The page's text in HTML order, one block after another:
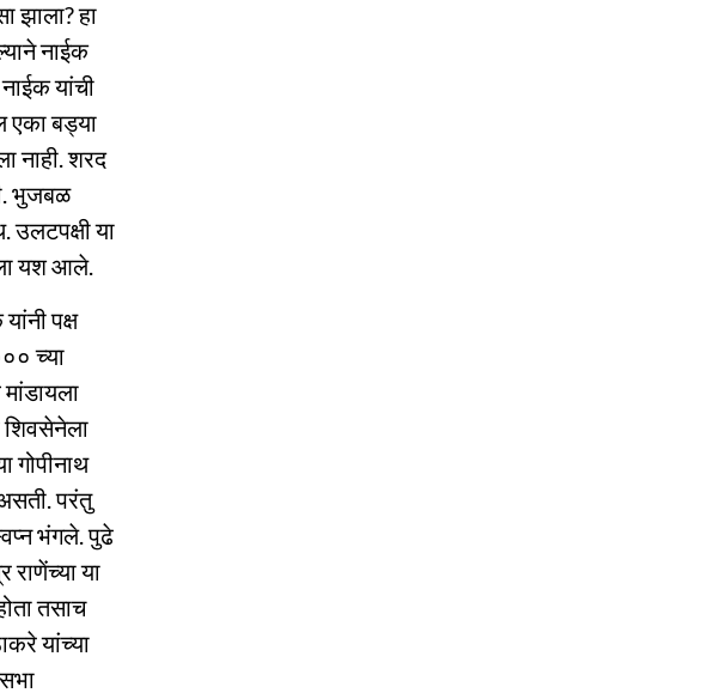
झाला? हा
नाईक
यांची
एका बड्या
नाही. शरद
भुजबळ
उलटपक्षी या
यश आले.
पक्ष
च्या
शिवसेनेला
गोपीनाथ
परंतु
भंगले. पुढे
या
तसाच
यांच्या